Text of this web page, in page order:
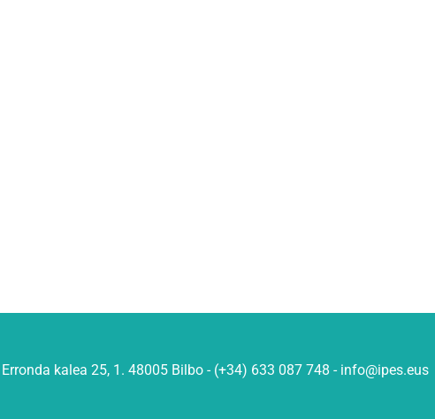
Erronda kalea 25, 1. 48005 Bilbo - (+34) 633 087 748 - info@ipes.eus